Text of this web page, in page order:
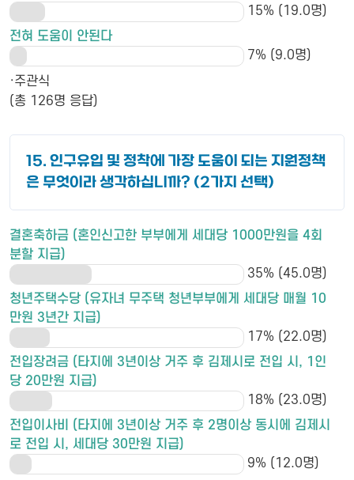
15% (19.0명)
전혀 도움이 안된다
7% (9.0명)
·주관식
(총 126명 응답)
15. 인구유입 및 정착에 가장 도움이 되는 지원정책
은 무엇이라 생각하십니까? (2가지 선택)
결혼축하금 (혼인신고한 부부에게 세대당 1000만원을 4회
분할 지급)
35% (45.0명)
청년주택수당 (유자녀 무주택 청년부부에게 세대당 매월 10
만원 3년간 지급)
17% (22.0명)
전입장려금 (타지에 3년이상 거주 후 김제시로 전입 시, 1인
당 20만원 지급)
18% (23.0명)
전입이사비 (타지에 3년이상 거주 후 2명이상 동시에 김제시
로 전입 시, 세대당 30만원 지급)
9% (12.0명)